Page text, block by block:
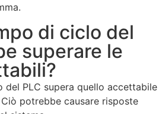
di ciclo del
superare le
PLC supera quello accettabile
potrebbe causare risposte